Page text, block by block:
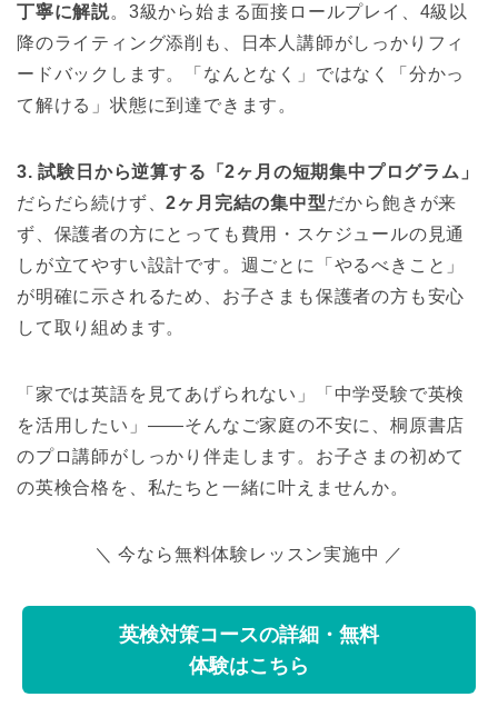
丁寧に解説。3級から始まる面接ロールプレイ、4級以
降のライティング添削も、日本人講師がしっかりフィ
ードバックします。「なんとなく」ではなく「分かっ
て解ける」状態に到達できます。
3. 試験日から逆算する「2ヶ月の短期集中プログラム」
だらだら続けず、2ヶ月完結の集中型だから飽きが来
ず、保護者の方にとっても費用・スケジュールの見通
しが立てやすい設計です。週ごとに「やるべきこと」
が明確に示されるため、お子さまも保護者の方も安心
して取り組めます。
「家では英語を見てあげられない」「中学受験で英検
を活用したい」——そんなご家庭の不安に、桐原書店
のプロ講師がしっかり伴走します。お子さまの初めて
の英検合格を、私たちと一緒に叶えませんか。
＼ 今なら無料体験レッスン実施中 ／
英検対策コースの詳細・無料
体験はこちら